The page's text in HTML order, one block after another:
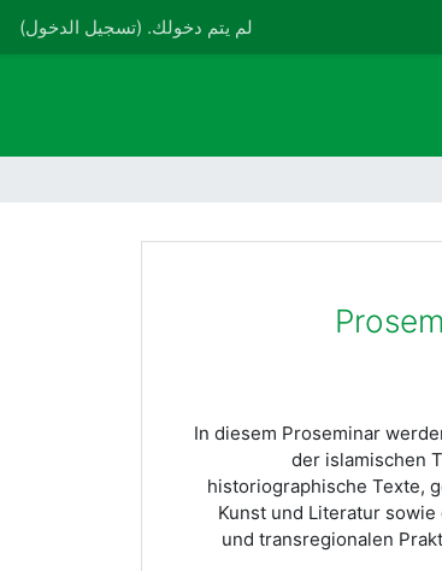
لم يتم دخولك. (تسجيل الدخول)
In diesem Proseminar
der islamischen
historiographische Texte,
Kunst und Literatur
und transregionalen